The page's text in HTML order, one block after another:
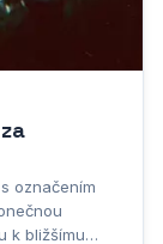
označením
k bližšímu